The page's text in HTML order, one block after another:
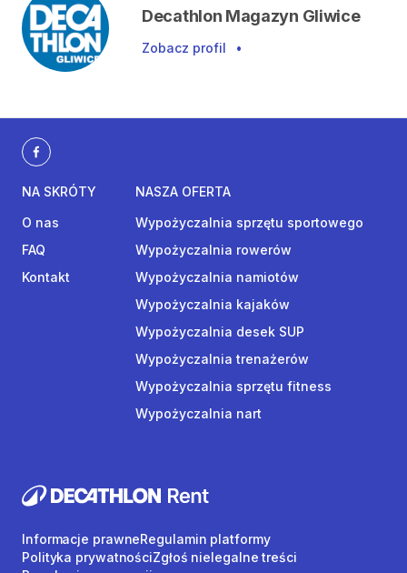
Decathlon Magazyn Gliwice
Zobacz profil •
NA SKRÓTY
O nas
FAQ
Kontakt
NASZA OFERTA
Wypożyczalnia sprzętu sportowego
Wypożyczalnia rowerów
Wypożyczalnia namiotów
Wypożyczalnia kajaków
Wypożyczalnia desek SUP
Wypożyczalnia trenażerów
Wypożyczalnia sprzętu fitness
Wypożyczalnia nart
Informacje prawneRegulamin platformy
Polityka prywatnościZgłoś nielegalne treści